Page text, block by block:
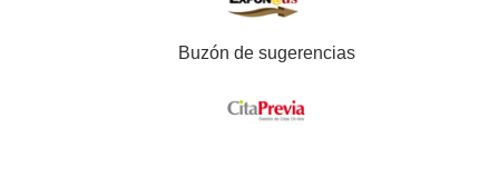
Buzón de sugerencias